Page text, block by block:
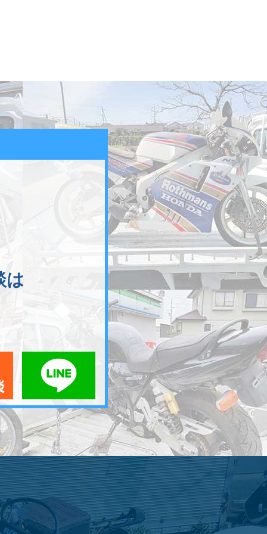
は
メールでお問い合わせLINEでお問い合わせ